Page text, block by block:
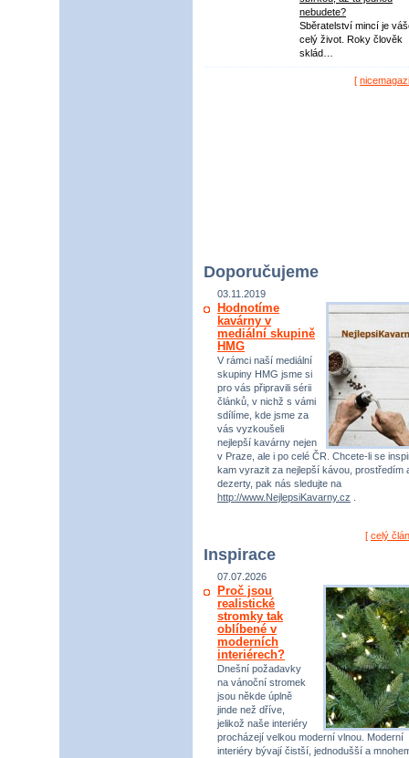
nebudete?
Sběratelství mincí je
celý život. Roky člověk
sklád…
[
Doporučujeme
03.11.2019
Hodnotíme
kavárny v
mediální skupině
HMG
V rámci naší mediální
skupiny HMG jsme si
pro vás připravili sérii
článků, v nichž s vámi
sdílíme, kde jsme za
vás vyzkoušeli
nejlepší kavárny nejen
v Praze, ale i po celé ČR. Chcete-li se
kam vyrazit za nejlepší kávou, prostředím
dezerty, pak nás sledujte na
http://www.NejlepsiKavarny.cz
[ celý
Inspirace
07.07.2026
Proč jsou
realistické
stromky tak
oblíbené v
moderních
interiérech?
Dnešní požadavky
na vánoční stromek
jsou někde úplně
jinde než dříve,
jelikož naše interiéry
procházejí velkou moderní vlnou. Moderní
interiéry bývají čistší, jednodušší a